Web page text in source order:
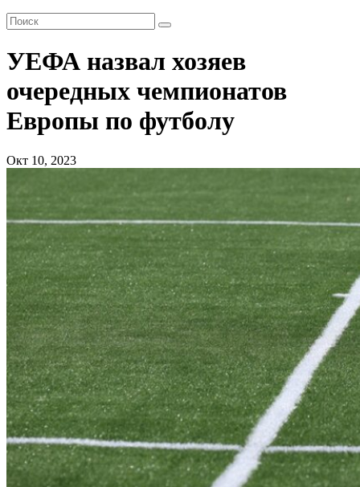
УЕФА назвал хозяев
очередных чемпионатов
Европы по футболу
Окт 10, 2023